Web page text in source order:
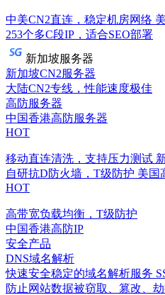
中美CN2直连，稳定机房网络
253个多C段IP，适合SEO部署
新加坡服务器
新加坡CN2服务器
大陆CN2专线，性能速度极佳
高防服务器
中国香港高防服务器
HOT
移动直连清洗，支持压力测试
自研抗D防火墙，T级防护 美国
HOT
高带宽负载均衡，T级防护
中国香港高防IP
安全产品
DNS域名解析
快速安全稳定的域名解析服务
防止网站数据被窃取、篡改、